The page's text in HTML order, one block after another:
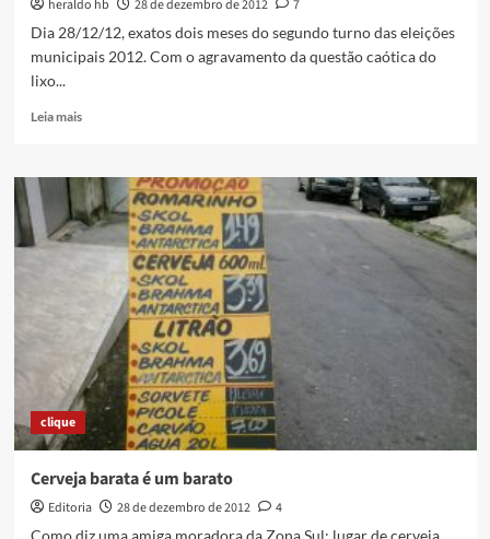
oportunidade
perdida
heraldo hb 28 de dezembro de 2012
7
Dia 28/12/12, exatos dois meses do segundo turno das eleições
municipais 2012. Com o agravamento da questão caótica do
lixo...
Leia maisRead
Um
recado
sobre
momento
cultural
Duque
Caxias
clique
Cerveja barata é um barato
Editoria 28 de dezembro de 2012
4